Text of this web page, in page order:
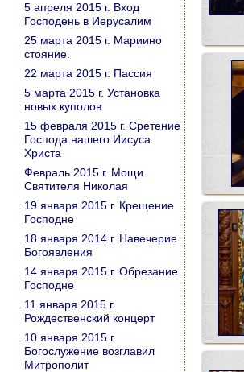
5 апреля 2015 г. Вход
Господень в Иерусалим
25 марта 2015 г. Мариино
стояние.
22 марта 2015 г. Пассия
5 марта 2015 г. Установка
новых куполов
15 февраля 2015 г. Сретение
Господа нашего Иисуса
Христа
Февраль 2015 г. Мощи
Святителя Николая
19 января 2015 г. Крещение
Господне
18 января 2014 г. Навечерие
Богоявления
14 января 2015 г. Обрезание
Господне
11 января 2015 г.
Рождественский концерт
10 января 2015 г.
Богослужение возглавил
Митрополит